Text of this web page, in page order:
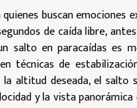
buscan emociones
de caída libre,
salto en paracaídas es
técnicas de
altitud deseada, el salto
y la vista